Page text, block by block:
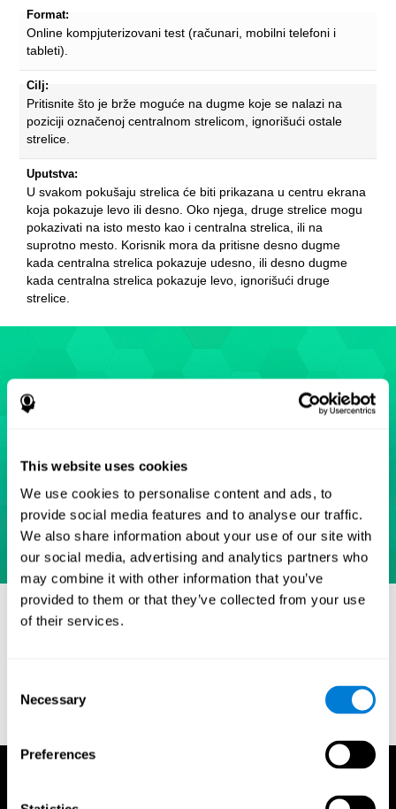
This website uses cookies
We use cookies to personalise content and ads, to
provide social media features and to analyse our traffic.
We also share information about your use of our site with
our social media, advertising and analytics partners who
may combine it with other information that you’ve
provided to them or that they’ve collected from your use
of their services.
Selection
Necessary
Preferences
Format:
Online kompjuterizovani test (računari, mobilni telefoni i
tableti).
Cilj:
Pritisnite što je brže moguće na dugme koje se nalazi na
poziciji označenoj centralnom strelicom, ignorišući ostale
strelice.
Uputstva:
U svakom pokušaju strelica će biti prikazana u centru ekrana
koja pokazuje levo ili desno. Oko njega, druge strelice mogu
pokazivati na isto mesto kao i centralna strelica, ili na
suprotno mesto. Korisnik mora da pritisne desno dugme
kada centralna strelica pokazuje udesno, ili desno dugme
kada centralna strelica pokazuje levo, ignorišući druge
strelice.
Reference